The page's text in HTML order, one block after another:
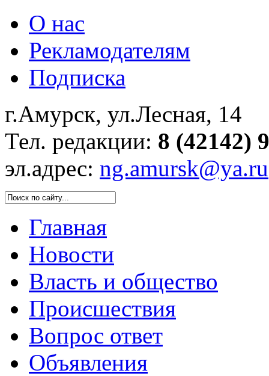
О нас
Рекламодателям
Подписка
г.Амурск, ул.Лесная, 14
Тел. редакции: 8 (42142)
эл.адрес: ng.amursk@ya.ru
Главная
Новости
Власть и общество
Происшествия
Вопрос ответ
Объявления